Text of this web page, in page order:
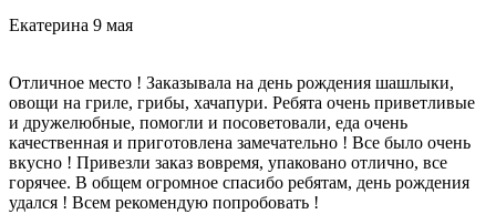
Екатерина 9 мая
Отличное место ! Заказывала на день рождения шашлыки,
овощи на гриле, грибы, хачапури. Ребята очень приветливые
и дружелюбные, помогли и посоветовали, еда очень
качественная и приготовлена замечательно ! Все было очень
вкусно ! Привезли заказ вовремя, упаковано отлично, все
горячее. В общем огромное спасибо ребятам, день рождения
удался ! Всем рекомендую попробовать !